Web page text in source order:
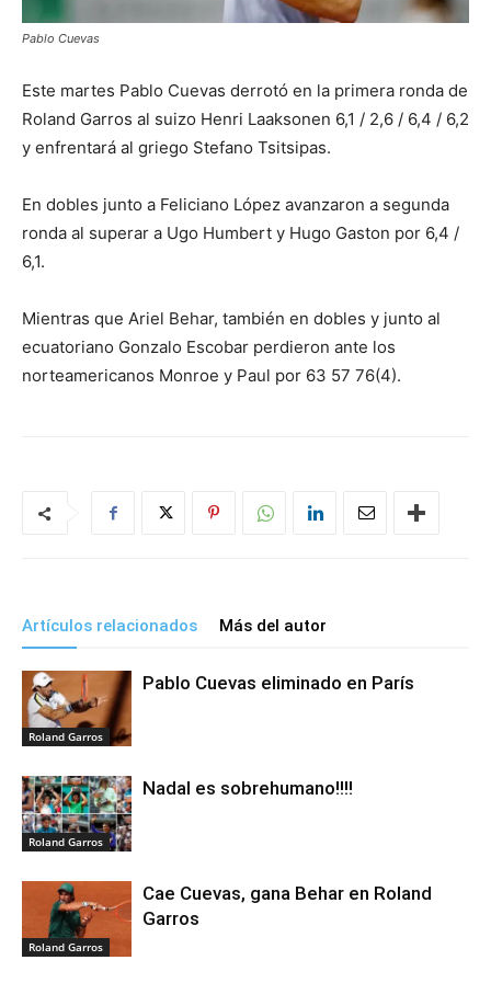
Pablo Cuevas
Este martes Pablo Cuevas derrotó en la primera ronda de
Roland Garros al suizo Henri Laaksonen 6,1 / 2,6 / 6,4 / 6,2
y enfrentará al griego Stefano Tsitsipas.
En dobles junto a Feliciano López avanzaron a segunda
ronda al superar a Ugo Humbert y Hugo Gaston por 6,4 /
6,1.
Mientras que Ariel Behar, también en dobles y junto al
ecuatoriano Gonzalo Escobar perdieron ante los
norteamericanos Monroe y Paul por 63 57 76(4).
Artículos relacionados Más del autor
Roland Garros
Pablo Cuevas eliminado en París
Roland Garros
Nadal es sobrehumano!!!!
Roland Garros
Cae Cuevas, gana Behar en Roland
Garros